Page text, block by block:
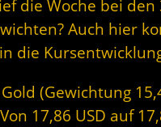
die Woche bei den
Auch hier
die
(Gewichtung
Von 17,86 USD auf